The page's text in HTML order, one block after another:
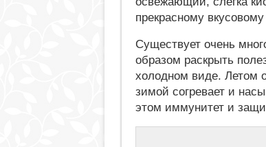
прекрасному
Существует очень
образом раскрыть
холодном виде. Летом
зимой согревает и
этом иммунитет и